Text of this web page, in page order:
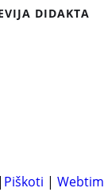
DIDAKTA
| Piškoti | Webtim